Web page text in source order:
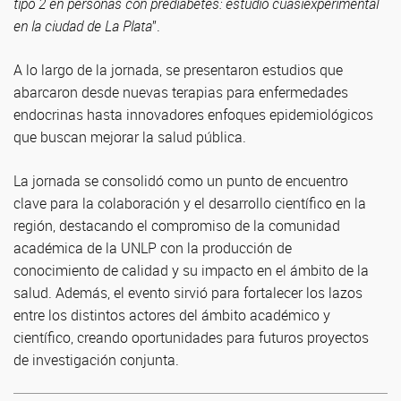
en la ciudad de La Plata”.
A lo largo de la jornada, se presentaron estudios que
abarcaron desde nuevas terapias para enfermedades
endocrinas hasta innovadores enfoques epidemiológicos
que buscan mejorar la salud pública.
La jornada se consolidó como un punto de encuentro
clave para la colaboración y el desarrollo científico en la
región, destacando el compromiso de la comunidad
académica de la UNLP con la producción de
conocimiento de calidad y su impacto en el ámbito de la
salud. Además, el evento sirvió para fortalecer los lazos
entre los distintos actores del ámbito académico y
científico, creando oportunidades para futuros proyectos
de investigación conjunta.